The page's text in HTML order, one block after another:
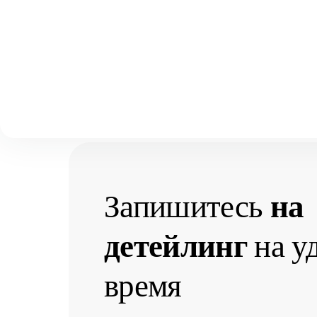
Полировка и
Запишитесь на
детейлингна
время